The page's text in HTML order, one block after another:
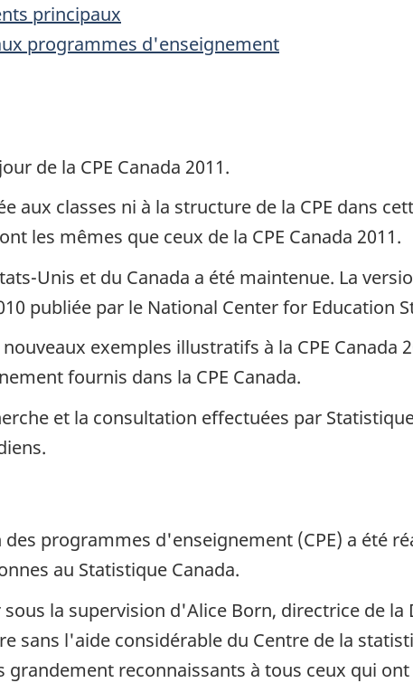
principaux
programmes d'enseignement
de la CPE Canada 2011.
aux classes ni à la structure de la CPE dans
les mêmes que ceux de la CPE Canada 2011.
Unis et du Canada a été maintenue. La
publiée par le National Center for Education
exemples illustratifs à la CPE Canada
fournis dans la CPE Canada.
et la consultation effectuées par
programmes d'enseignement (CPE) a été
au Statistique Canada.
sous la supervision d'Alice Born, directrice de
sans l'aide considérable du Centre de la
grandement reconnaissants à tous ceux qui